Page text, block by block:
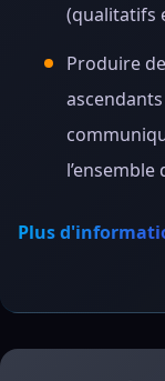
(qualitatifs
Produire
Plus